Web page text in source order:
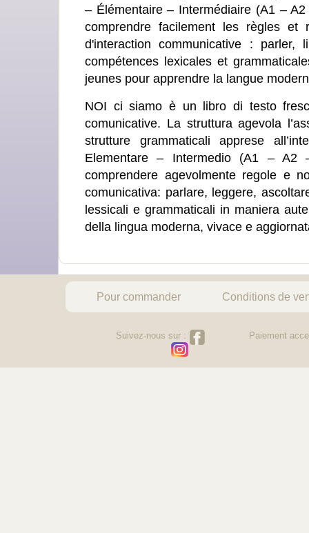
‒ Élémentaire ‒ Intermédiaire (A1 –
comprendre facilement les règles et
d'interaction communicative :
compétences lexicales et
jeunes pour apprendre la langue
NOI ci siamo è un libro di testo
comunicative. La struttura agevola
strutture grammaticali apprese
Elementare ‒ Intermedio (A1 – A2
comprendere agevolmente regole e
comunicativa: parlare, leggere,
lessicali e grammaticali in maniera
della lingua moderna, vivace e
Pour commander Conditions de
Suivez-nous sur : Paiement